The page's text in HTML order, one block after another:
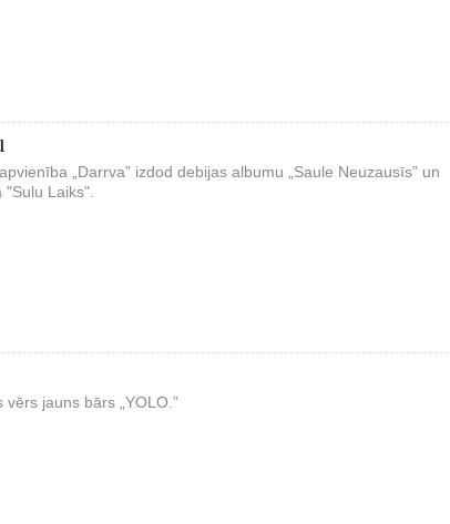
„Darrva” izdod debijas albumu „Saule Neuzausīs” un
Laiks".
jauns bārs „YOLO.”